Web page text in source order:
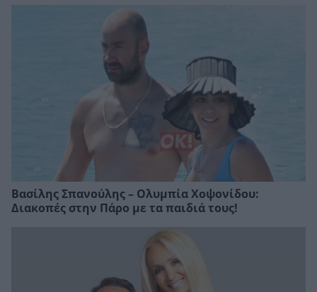
Βασίλης Σπανούλης – Ολυμπία Χοψονίδου:
Διακοπές στην Πάρο με τα παιδιά τους!